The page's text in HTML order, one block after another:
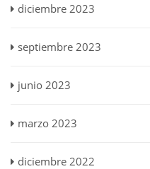
diciembre 2023
septiembre 2023
junio 2023
marzo 2023
diciembre 2022